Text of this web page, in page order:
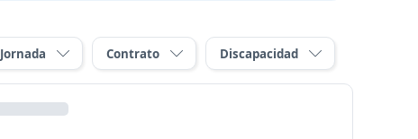
Jornada Contrato Discapacidad